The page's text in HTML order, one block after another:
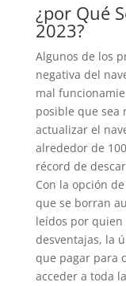
¿por Qué
2023?
Algunos de los
negativa del
mal
posible que sea
actualizar el
alrededor de
récord de
Con la opción
que se borran
leídos por quien
desventajas, la
que pagar para
acceder a toda